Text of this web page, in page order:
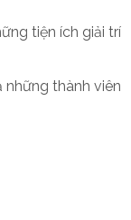
tiện ích giải trí
thành viên